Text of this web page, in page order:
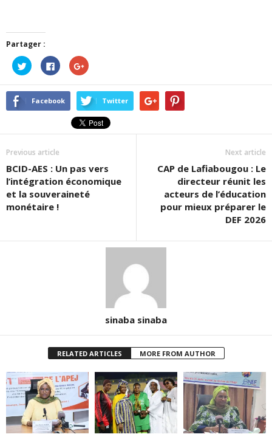
Partager :
Cliquez
pour
partager
sur
Twitter(ouvre
dans
Cliquez
pour
partager
sur
Facebook(ouvre
dans
nouvelle
fenêtre)
Cliquez
pour
sur
Google+
(ouvre
dans
une
nouvelle
fenêtre)
Facebook Twitter
Previous article
BCID-AES : Un pas vers
l’intégration économique
et la souveraineté
monétaire !
Next article
CAP de Lafiabougou : Le
directeur réunit les
acteurs de l’éducation
pour mieux préparer le
DEF 2026
sinaba sinaba
RELATED ARTICLES MORE FROM AUTHOR